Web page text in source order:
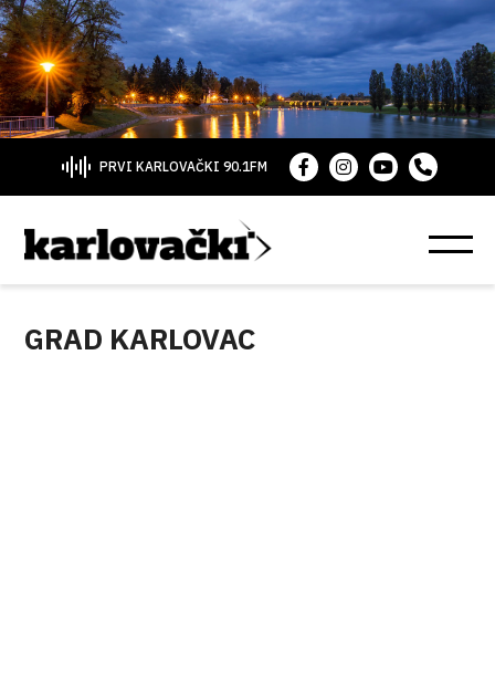
PRVI KARLOVAČKI 90.1FM
GRAD KARLOVAC